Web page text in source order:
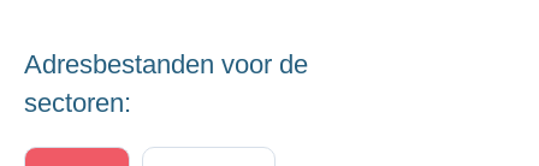
Adresbestanden voor de
sectoren: